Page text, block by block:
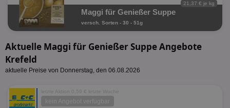
21,37 € je kg
Maggi für Genießer Suppe
versch. Sorten - 30 - 51g
Aktuelle Maggi für Genießer Suppe Angebote
Krefeld
aktuelle Preise von Donnerstag, den 06.08.2026
letzte Aktion 0,59 € letzte Woche
kein Angebot verfügbar